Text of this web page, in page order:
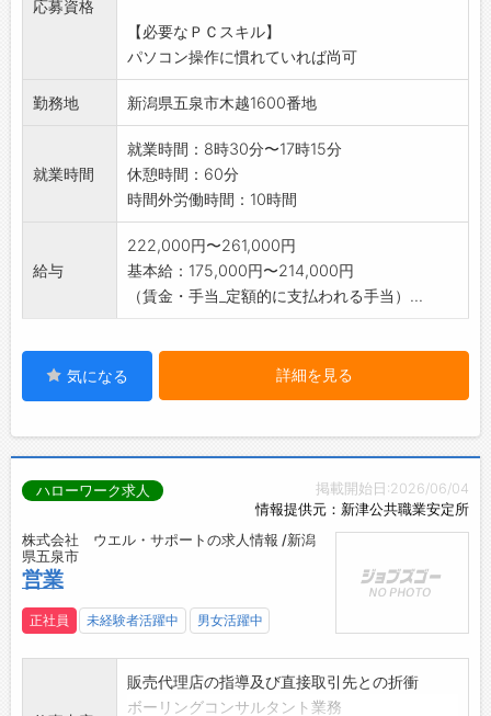
頼を深めることからスタートします。
未経験の方でも安心して勤務できます。
変更範囲:会社の定める業務
応募資格
【必要なＰＣスキル】
パソコン操作に慣れていれば尚可
勤務地 新潟県五泉市木越1600番地
就業時間
就業時間：8時30分〜17時15分
休憩時間：60分
時間外労働時間：10時間
給与
222,000円〜261,000円
基本給：175,000円〜214,000円
（賃金・手当_定額的に支払われる手当）...
気になる 詳細を見る
掲載開始日:2026/06/04
情報提供元：新津公共職業安定所
ハローワーク求人
株式会社 ウエル・サポートの求人情報 /新潟
県五泉市
営業
正社員 未経験者活躍中 男女活躍中
販売代理店の指導及び直接取引先との折衝
ボーリングコンサルタント業務